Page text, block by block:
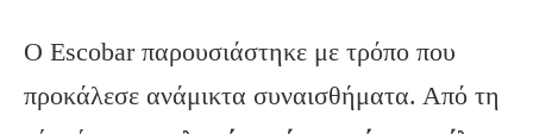
Ο Escobar παρουσιάστηκε με τρόπο που
προκάλεσε ανάμικτα συναισθήματα. Από τη